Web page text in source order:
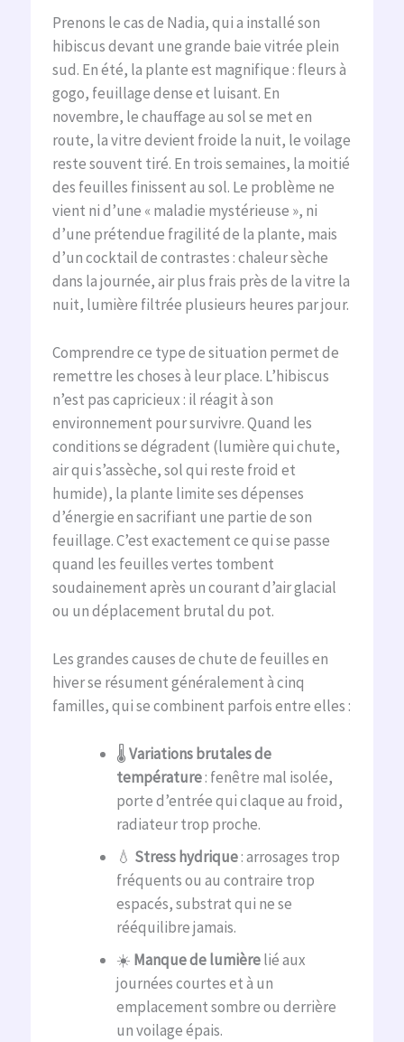
Prenons le cas de Nadia, qui a installé son
hibiscus devant une grande baie vitrée plein
sud. En été, la plante est magnifique : fleurs à
gogo, feuillage dense et luisant. En
novembre, le chauffage au sol se met en
route, la vitre devient froide la nuit, le voilage
reste souvent tiré. En trois semaines, la moitié
des feuilles finissent au sol. Le problème ne
vient ni d’une « maladie mystérieuse », ni
d’une prétendue fragilité de la plante, mais
d’un cocktail de contrastes : chaleur sèche
dans la journée, air plus frais près de la vitre la
nuit, lumière filtrée plusieurs heures par jour.
Comprendre ce type de situation permet de
remettre les choses à leur place. L’hibiscus
n’est pas capricieux : il réagit à son
environnement pour survivre. Quand les
conditions se dégradent (lumière qui chute,
air qui s’assèche, sol qui reste froid et
humide), la plante limite ses dépenses
d’énergie en sacrifiant une partie de son
feuillage. C’est exactement ce qui se passe
quand les feuilles vertes tombent
soudainement après un courant d’air glacial
ou un déplacement brutal du pot.
Les grandes causes de chute de feuilles en
hiver se résument généralement à cinq
familles, qui se combinent parfois entre elles :
🌡️Variations brutales de
température: fenêtre mal isolée,
porte d’entrée qui claque au froid,
radiateur trop proche.
💧 Stress hydrique: arrosages trop
fréquents ou au contraire trop
espacés, substrat qui ne se
rééquilibre jamais.
☀️ Manque de lumièrelié aux
journées courtes et à un
emplacement sombre ou derrière
un voilage épais.